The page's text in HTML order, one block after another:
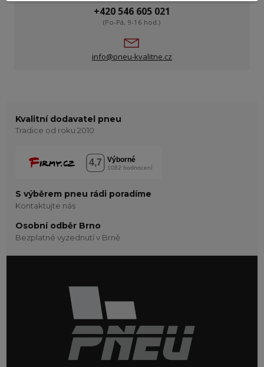
+420 546 605 021
(Po-Pá, 9-16 hod.)
info@pneu-kvalitne.cz
Kvalitní dodavatel pneu
Tradice od roku 2010
S výběrem pneu rádi poradíme
Kontaktujte nás
Osobní odběr Brno
Bezplatné vyzednutí v Brně